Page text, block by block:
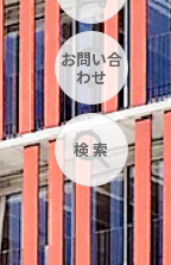
お問い合
わせ
検 索